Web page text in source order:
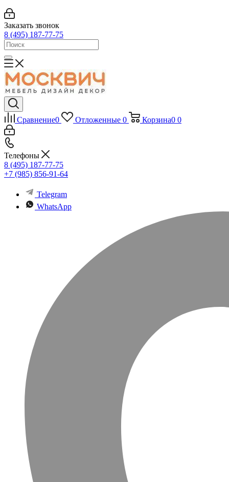
Заказать звонок
8 (495) 187-77-75
Сравнение0 Отложенные 0 Корзина0 0
Телефоны
8 (495) 187-77-75
+7 (985) 856-91-64
Telegram
WhatsApp